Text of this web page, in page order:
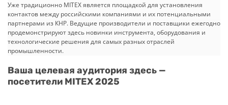
Уже традиционно MITEX является площадкой для установления
контактов между российскими компаниями и их потенциальными
партнерами из КНР. Ведущие производители и поставщики ежегодно
продемонстрируют здесь новинки инструмента, оборудования и
технологические решения для самых разных отраслей
промышленности.
Ваша целевая аудитория здесь —
посетители MITEX 2025